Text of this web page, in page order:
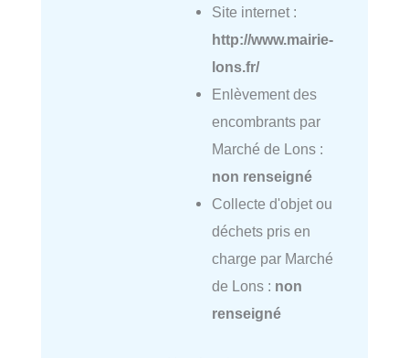
Site internet :
http://www.mairie-
lons.fr/
Enlèvement des
encombrants par
Marché de Lons :
non renseigné
Collecte d'objet ou
déchets pris en
charge par Marché
de Lons : non
renseigné